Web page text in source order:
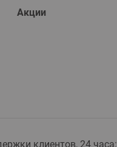
Акции
клиентов, 24 часа: